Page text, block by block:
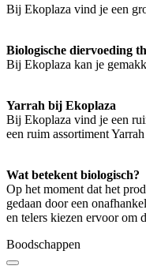
Bij Ekoplaza vind je een
Biologische diervoeding
Bij Ekoplaza kan je
Yarrah bij Ekoplaza
Bij Ekoplaza vind je een
een ruim assortiment
Wat betekent biologisch?
Op het moment dat het
gedaan door een
en telers kiezen ervoor om
Boodschappen